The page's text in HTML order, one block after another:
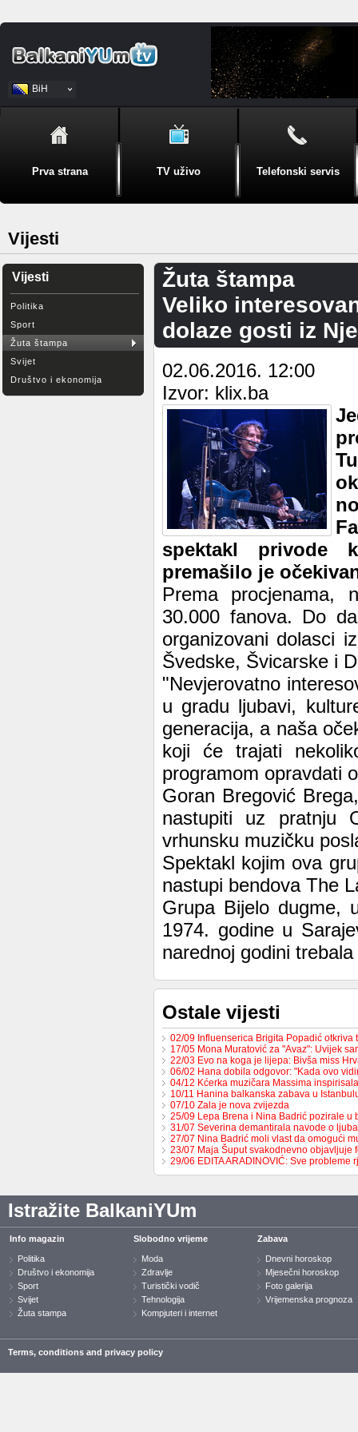
BiH
Srpski
Prva strana TV uživo Telefonski servis
Vijesti
Vijesti
Politika
Sport
Žuta štampa
Svijet
Društvo i ekonomija
Žuta štampa
Veliko
dolaze gosti iz
02.06.2016. 12:00
Izvor: klix.ba
spektakl privode
premašilo je
Prema procjenama,
30.000 fanova. Do
organizovani dolasci
Švedske, Švicarske i
"Nevjerovatno
u gradu ljubavi,
generacija, a naša
koji će trajati
programom opravdati
Goran Bregović
nastupiti uz pratnju
vrhunsku muzičku
Spektakl kojim ova
nastupi bendova The
Grupa Bijelo dugme,
1974. godine u
narednoj godini
Ostale vijesti
02/09 Influenserica Brigita Popadić
17/05 Mona Muratović za "Avaz": Uvijek
22/03 Evo na koga je lijepa: Bivša miss
06/02 Hana dobila odgovor: "Kada ovo
04/12 Kćerka muzičara Massima
10/11 Hanina balkanska zabava u
07/10 Zala je nova zvijezda
25/09 Lepa Brena i Nina Badrić pozirale u
31/07 Severina demantirala navode o
27/07 Nina Badrić moli vlast da omogući
23/07 Maja Šuput svakodnevno objavljuje
29/06 EDITA ARADINOVIĆ: Sve
Istražite BalkaniYUm
Info magazin
Politika
Društvo i ekonomija
Sport
Svijet
Žuta stampa
Slobodno vrijeme
Moda
Zdravlje
Turistički vodič
Tehnologija
Kompjuteri i internet
Zabava
Dnevni horoskop
Mjesečni horoskop
Foto galerija
Vrijemenska prognoza
Terms, conditions and privacy policy